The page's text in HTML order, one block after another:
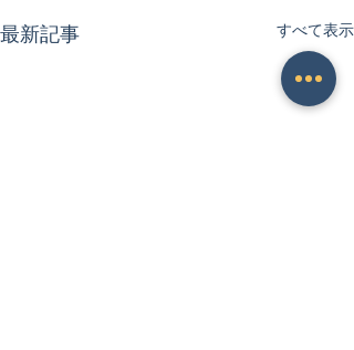
最新記事 すべて表示